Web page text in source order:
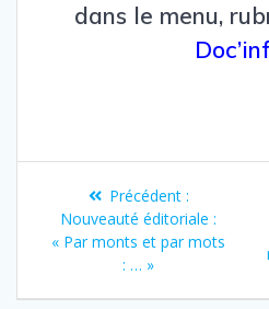
dans le menu,
Navigation
de
l’article
Précédent :Article
précédent
:
Nouveauté éditoriale :
« Par monts et par mots
: … »